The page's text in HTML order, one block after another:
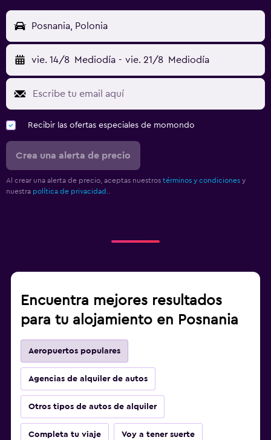
Posnania, Polonia
vie. 14/8 Mediodía - vie. 21/8 Mediodía
Recibir las ofertas especiales de momondo
Crea una alerta de precio
Al crear una alerta de precio, aceptas nuestros términos y condiciones y
nuestra política de privacidad..
Encuentra mejores resultados
para tu alojamiento en Posnania
Aeropuertos populares
Agencias de alquiler de autos
Otros tipos de autos de alquiler
Completa tu viaje Voy a tener suerte